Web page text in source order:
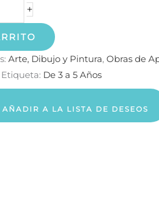
+
Arte, Dibujo y Pintura, Obras de
Etiqueta: De 3 a 5 Años
AÑADIR A LA LISTA DE DESEOS